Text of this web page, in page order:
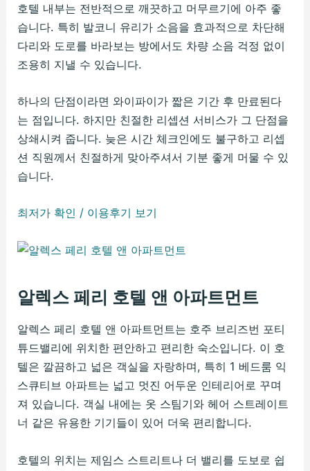
호텔 내부는 전반적으로 깨끗하고 머무르기에 아주 좋
습니다. 특히 발코니 유리가 소음을 효과적으로 차단해
다리와 도로를 바라보는 방에서도 차량 소음 걱정 없이
조용히 지낼 수 있습니다.
하나의 단점이라면 와이파이가 짧은 기간 후 만료된다
는 점입니다. 하지만 친절한 리셉션 서비스가 그 단점을
상쇄시켜 줍니다. 늦은 시간 체크인에도 불구하고 리셉
션 직원께서 친절하게 맞아주셔서 기분 좋게 머물 수 있
습니다.
최저가 확인 / 이용후기 보기
알렉스 페리 호텔 앤 아파트먼트
알렉스 페리 호텔 앤 아파트먼트는 호주 브리즈번 포티
튜드밸리에 위치한 편안하고 편리한 숙소입니다. 이 호
텔은 깔끔하고 넓은 객실을 자랑하며, 특히 1 베드룸 익
스큐티브 아파트는 넓고 멋진 어두운 인테리어로 꾸며
져 있습니다. 객실 내에는 옷 스팀기와 헤어 스트레이트
너 같은 유용한 기기들이 있어 더욱 편리합니다.
호텔의 위치는 제임스 스트리트나 더 밸리를 도보로 쉽